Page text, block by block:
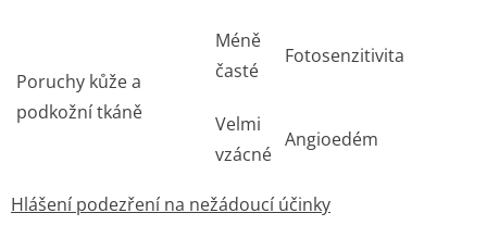
Poruchy kůže a
podkožní tkáně
Méně
časté
Fotosenzitivita
Velmi
vzácné
Angioedém
Hlášení podezření na nežádoucí účinky